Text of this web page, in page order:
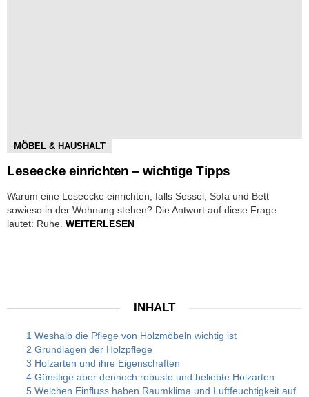
MÖBEL & HAUSHALT
Leseecke einrichten – wichtige Tipps
Warum eine Leseecke einrichten, falls Sessel, Sofa und Bett
sowieso in der Wohnung stehen? Die Antwort auf diese Frage
lautet: Ruhe. WEITERLESEN
INHALT
1 Weshalb die Pflege von Holzmöbeln wichtig ist
2 Grundlagen der Holzpflege
3 Holzarten und ihre Eigenschaften
4 Günstige aber dennoch robuste und beliebte Holzarten
5 Welchen Einfluss haben Raumklima und Luftfeuchtigkeit auf